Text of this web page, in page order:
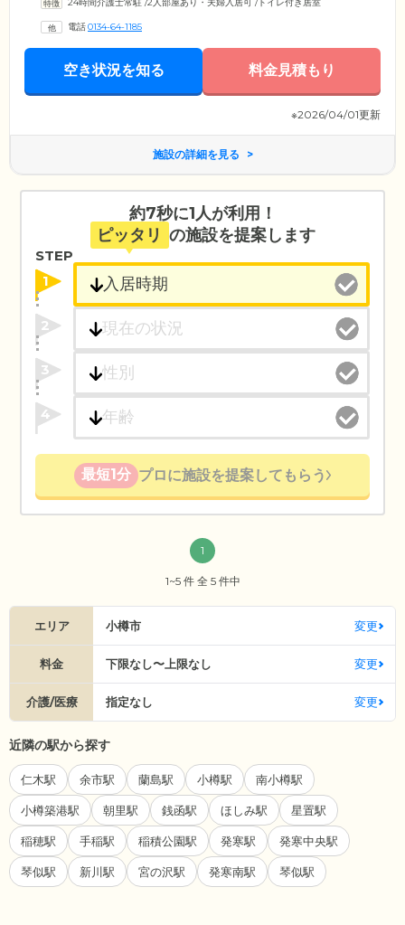
電話0134-64-1185
空き状況を知る 料金見積もり
※2026/04/01更新
施設の詳細を見る
約7秒に1人が利用！
ピッタリ の施設を提案します
STEP
1
2
3
4
最短1分 プロに施設を提案してもらう
1
1~5 件 全 5 件中
エリア 小樽市 変更
料金 下限なし〜上限なし 変更
介護/医療 指定なし 変更
近隣の駅から探す
仁木駅 余市駅 蘭島駅 小樽駅 南小樽駅
小樽築港駅 朝里駅 銭函駅 ほしみ駅 星置駅
稲穂駅 手稲駅 稲積公園駅 発寒駅 発寒中央駅
琴似駅 新川駅 宮の沢駅 発寒南駅 琴似駅